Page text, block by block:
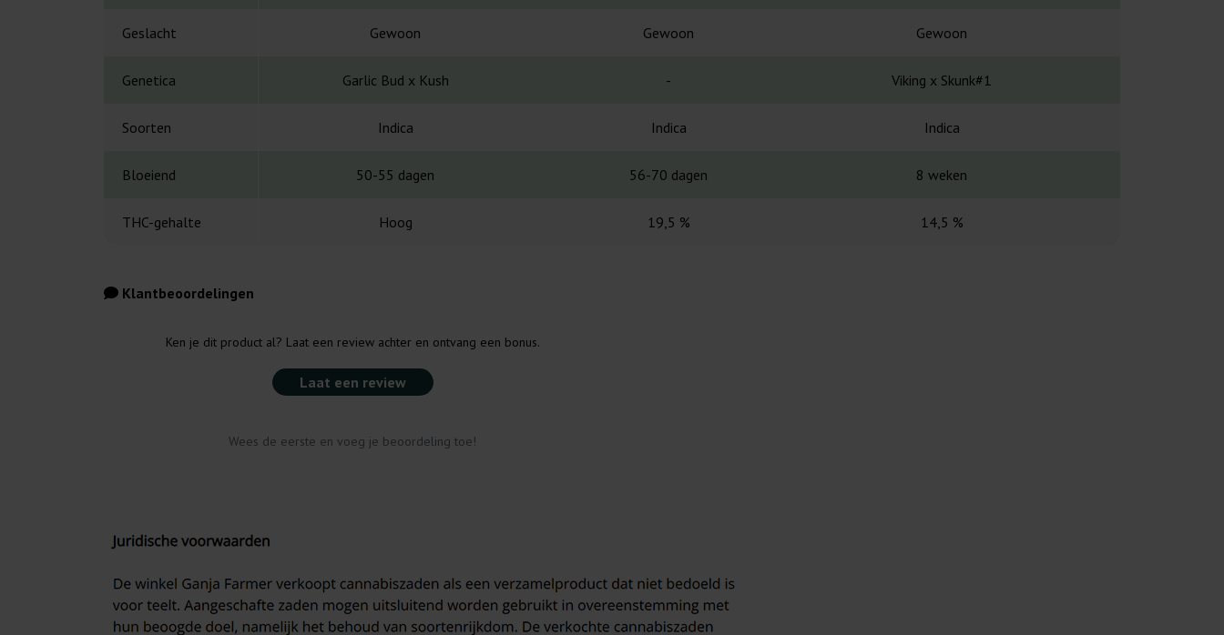
Geslacht Gewoon Gewoon Gewoon
Genetica Garlic Bud x Kush - Viking x Skunk#1
Soorten Indica Indica Indica
Bloeiend 50-55 dagen 56-70 dagen 8 weken
THC-gehalte Hoog 19,5 % 14,5 %
Klantbeoordelingen
Ken je dit product al? Laat een review achter en ontvang een bonus.
Laat een review
Wees de eerste en voeg je beoordeling toe!